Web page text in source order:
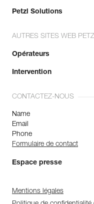
Petzl Solutions
AUTRES SITES WEB
Opérateurs
Intervention
CONTACTEZ-NOUS
Name
Email
Phone
Formulaire de contact
Espace presse
Mentions légales